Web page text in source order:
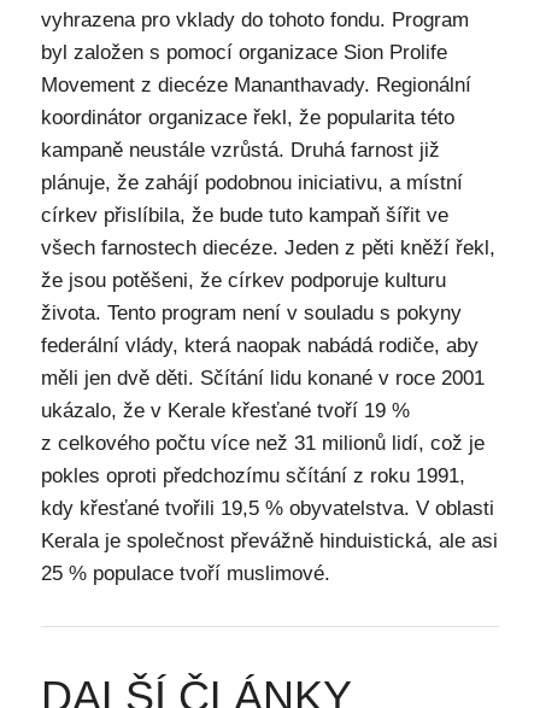
vyhrazena pro vklady do tohoto fondu. Program
byl založen s pomocí organizace Sion Prolife
Movement z diecéze Mananthavady. Regionální
koordinátor organizace řekl, že popularita této
kampaně neustále vzrůstá. Druhá farnost již
plánuje, že zahájí podobnou iniciativu, a místní
církev přislíbila, že bude tuto kampaň šířit ve
všech farnostech diecéze. Jeden z pěti kněží řekl,
že jsou potěšeni, že církev podporuje kulturu
života. Tento program není v souladu s pokyny
federální vlády, která naopak nabádá rodiče, aby
měli jen dvě děti. Sčítání lidu konané v roce 2001
ukázalo, že v Kerale křesťané tvoří 19 %
z celkového počtu více než 31 milionů lidí, což je
pokles oproti předchozímu sčítání z roku 1991,
kdy křesťané tvořili 19,5 % obyvatelstva. V oblasti
Kerala je společnost převážně hinduistická, ale asi
25 % populace tvoří muslimové.
DALŠÍ ČLÁNKY